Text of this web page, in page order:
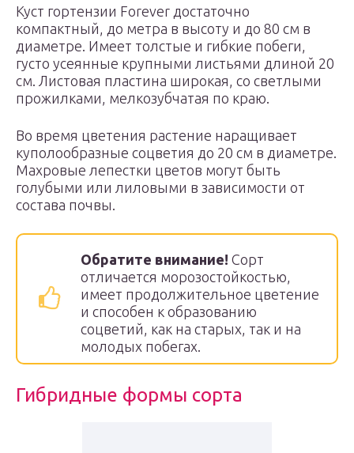
Куст гортензии Forever достаточно
компактный, до метра в высоту и до 80 см в
диаметре. Имеет толстые и гибкие побеги,
густо усеянные крупными листьями длиной 20
см. Листовая пластина широкая, со светлыми
прожилками, мелкозубчатая по краю.
Во время цветения растение наращивает
куполообразные соцветия до 20 см в диаметре.
Махровые лепестки цветов могут быть
голубыми или лиловыми в зависимости от
состава почвы.
Обратите внимание! Сорт
отличается морозостойкостью,
имеет продолжительное цветение
и способен к образованию
соцветий, как на старых, так и на
молодых побегах.
Гибридные формы сорта